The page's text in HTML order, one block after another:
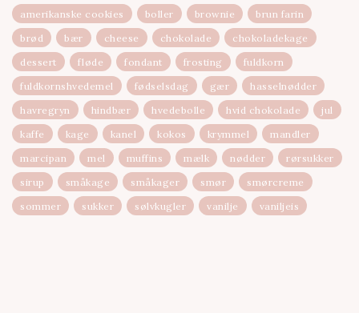
amerikanske cookies boller brownie
brun farin
brød
bær cheese chokolade
chokoladekage
dessert
fløde fondant frosting
fuldkorn
fuldkornshvedemel
fødselsdag gær
hasselnødder
havregryn
hindbær hvedebolle hvid chokolade
jul
kaffe
kage kanel kokos krymmel
mandler
marcipan
mel muffins mælk nødder
rørsukker
sirup
småkage småkager smør
smørcreme
sommer
sukker sølvkugler vanilje vaniljeis